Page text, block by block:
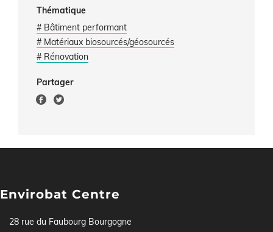
Thématique
# Bâtiment performant
# Matériaux biosourcés/géosourcés
# Rénovation
Partager
Envirobat Centre
28 rue du Faubourg Bourgogne